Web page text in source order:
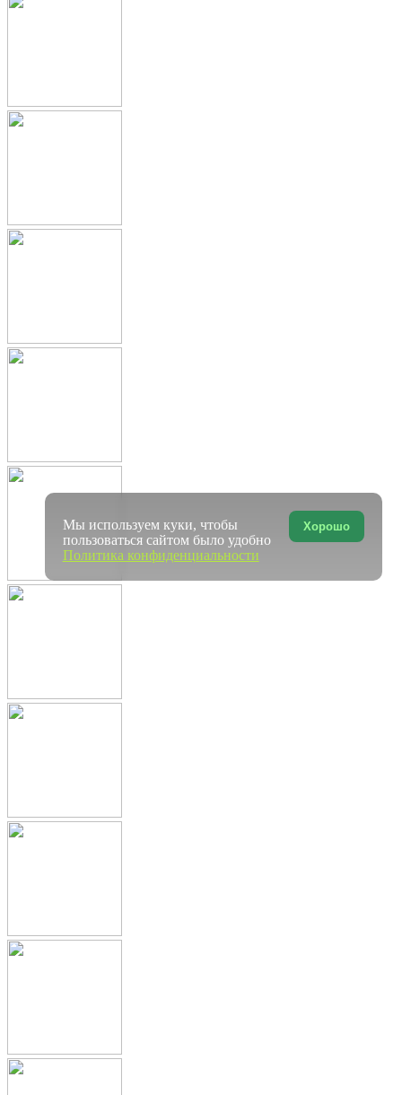
Хорошо
Мы используем куки, чтобы
пользоваться сайтом было удобно
Политика конфиденциальности